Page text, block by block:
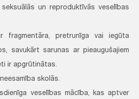
un reproduktīvās veselības
fragmentāra, pretrunīga vai iegūta
savukārt sarunas ar pieaugušajiem
ir apgrūtinātas.
skolās.
veselības mācība, kas aptver